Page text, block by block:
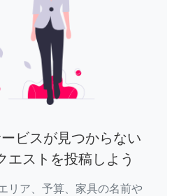
ビスが見つからない
エストを投稿しよう
リア、予算、家具の名前や